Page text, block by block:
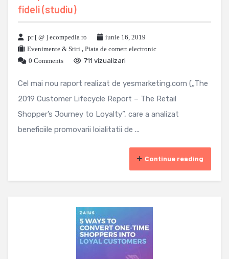
fideli (studiu)
pr [ @ ] ecompedia ro
iunie 16, 2019
Evenimente & Stiri , Piata de comert electronic
0 Comments
711 vizualizari
Cel mai nou raport realizat de yesmarketing.com („The
2019 Customer Lifecycle Report – The Retail
Shopper’s Journey to Loyalty”, care a analizat
beneficiile promovarii loialitatii de ...
Continue reading